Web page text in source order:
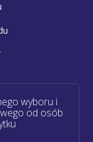
wyboru i
od osób